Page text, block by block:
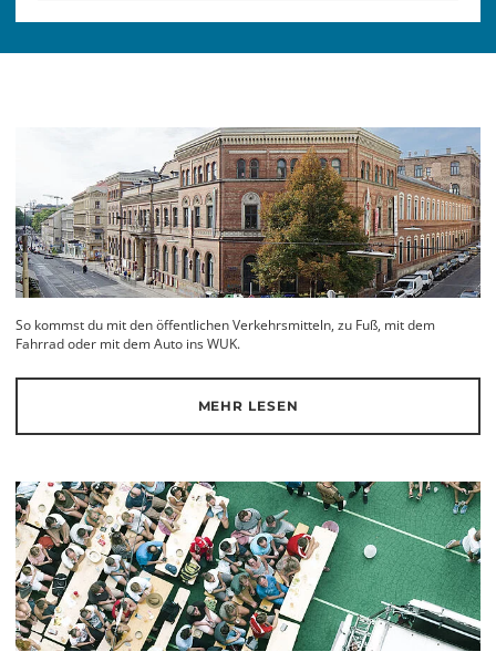
So kommst du mit den öffentlichen Verkehrsmitteln, zu Fuß, mit dem
Fahrrad oder mit dem Auto ins WUK.
MEHR LESEN